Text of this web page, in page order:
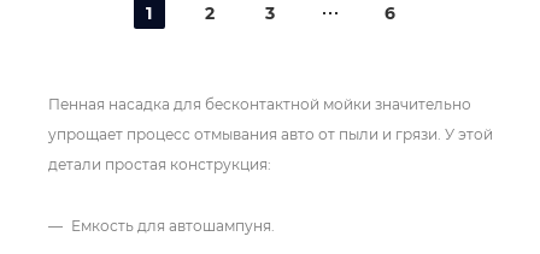
1 2 3 6
Пенная насадка для бесконтактной мойки значительно
упрощает процесс отмывания авто от пыли и грязи. У этой
детали простая конструкция:
Емкость для автошампуня.